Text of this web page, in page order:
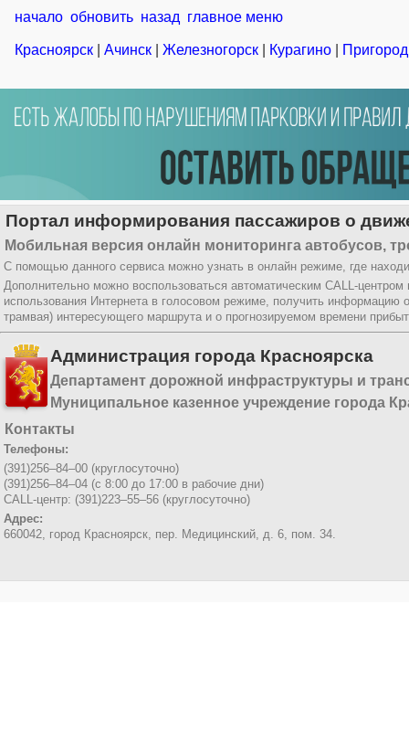
начало обновить назад главное меню
Красноярск Ачинск Железногорск Курагино
Портал информирования пассажиров о
Мобильная версия онлайн мониторинга автобусов,
С помощью данного сервиса можно узнать в онлайн режиме, где
Дополнительно можно воспользоваться автоматическим CALL-
использования Интернета в голосовом режиме, получить информацию
трамвая) интересующего маршрута и о прогнозируемом времени
Администрация города Красноярска
Департамент дорожной инфраструктуры и
Муниципальное казенное учреждение города
Контакты
Телефоны:
(391)256–84–00 (круглосуточно)
(391)256–84–04 (с 8:00 до 17:00 в рабочие дни)
CALL-центр: (391)223–55–56 (круглосуточно)
Адрес:
660042, город Красноярск, пер. Медицинский, д. 6, пом. 34.